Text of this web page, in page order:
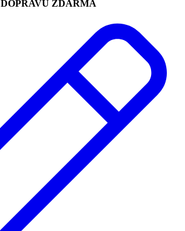
DOPRAVU ZDARMA